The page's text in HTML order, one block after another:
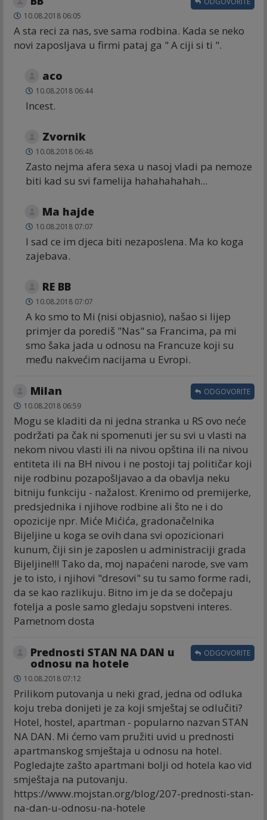
10.08.2018 06:05
A sta reci za nas, sve sama rodbina. Kada se neko
novi zaposljava u firmi pataj ga " A ciji si ti ".
aco
10.08.2018 06:44
Incest.
Zvornik
10.08.2018 06:48
Zasto nejma afera sexa u nasoj vladi pa nemoze
biti kad su svi famelija hahahahahah...
Ma hajde
10.08.2018 07:07
I sad ce im djeca biti nezaposlena. Ma ko koga
zajebava.
RE BB
10.08.2018 07:07
A ko smo to Mi (nisi objasnio), našao si lijep
primjer da porediš "Nas" sa Francima, pa mi
smo šaka jada u odnosu na Francuze koji su
među nakvećim nacijama u Evropi.
Milan
10.08.2018 06:59
Mogu se kladiti da ni jedna stranka u RS ovo neće
podržati pa čak ni spomenuti jer su svi u vlasti na
nekom nivou vlasti ili na nivou opština ili na nivou
entiteta ili na BH nivou i ne postoji taj političar koji
nije rodbinu pozapošljavao a da obavlja neku
bitniju funkciju - nažalost. Krenimo od premijerke,
predsjednika i njihove rodbine ali što ne i do
opozicije npr. Miće Mićića, gradonačelnika
Bijeljine u koga se ovih dana svi opozicionari
kunum, čiji sin je zaposlen u administraciji grada
Bijeljine!!! Tako da, moj napaćeni narode, sve vam
je to isto, i njihovi "dresovi" su tu samo forme radi,
da se kao razlikuju. Bitno im je da se dočepaju
fotelja a posle samo gledaju sopstveni interes.
Pametnom dosta
ODGOVORITE
Prednosti STAN NA DAN u
odnosu na hotele
10.08.2018 07:12
Prilikom putovanja u neki grad, jedna od odluka
koju treba donijeti je za koji smještaj se odlučiti?
Hotel, hostel, apartman - popularno nazvan STAN
NA DAN. Mi ćemo vam pružiti uvid u prednosti
apartmanskog smještaja u odnosu na hotel.
Pogledajte zašto apartmani bolji od hotela kao vid
smještaja na putovanju.
https://www.mojstan.org/blog/207-prednosti-stan-
na-dan-u-odnosu-na-hotele
ODGOVORITE